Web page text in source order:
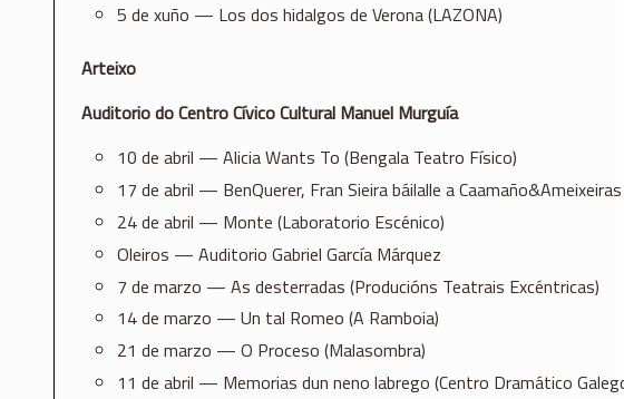
5 de xuño — Los dos hidalgos de Verona (LAZONA)
Arteixo
Auditorio do Centro Cívico Cultural Manuel Murguía
10 de abril — Alicia Wants To (Bengala Teatro Físico)
17 de abril — BenQuerer, Fran Sieira báilalle a
24 de abril — Monte (Laboratorio Escénico)
Oleiros — Auditorio Gabriel García Márquez
7 de marzo — As desterradas (Producións Teatrais Excéntricas)
14 de marzo — Un tal Romeo (A Ramboia)
21 de marzo — O Proceso (Malasombra)
11 de abril — Memorias dun neno labrego (Centro Dramático